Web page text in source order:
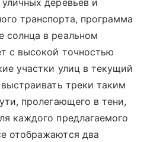
транспорта, программа
солнца в реальном
с высокой точностью
участки улиц в текущий
треки таким
пролегающего в тени,
каждого предлагаемого
отображаются два